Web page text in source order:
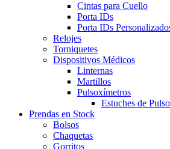
Cintas para Cuello
Porta IDs
Porta IDs
Relojes
Torniquetes
Dispositivos Médicos
Linternas
Martillos
Pulsoxímetros
Estuches de
Prendas en Stock
Bolsos
Chaquetas
Gorritos